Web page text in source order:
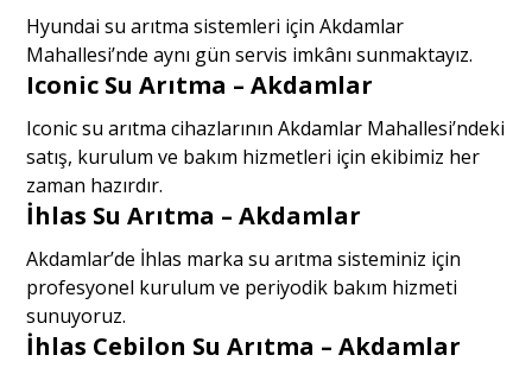
Hyundai su arıtma sistemleri için Akdamlar
Mahallesi’nde aynı gün servis imkânı sunmaktayız.
Iconic Su Arıtma – Akdamlar
Iconic su arıtma cihazlarının Akdamlar Mahallesi’ndeki
satış, kurulum ve bakım hizmetleri için ekibimiz her
zaman hazırdır.
İhlas Su Arıtma – Akdamlar
Akdamlar’de İhlas marka su arıtma sisteminiz için
profesyonel kurulum ve periyodik bakım hizmeti
sunuyoruz.
İhlas Cebilon Su Arıtma – Akdamlar